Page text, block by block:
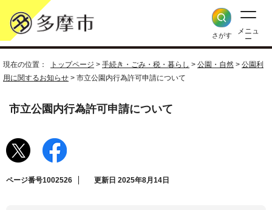
さがす
メニュ
ー
現在の位置： トップページ > 手続き・ごみ・税・暮らし > 公園・自然 > 公園利
用に関するお知らせ > 市立公園内行為許可申請について
市立公園内行為許可申請について
ページ番号1002526 更新日 2025年8月14日